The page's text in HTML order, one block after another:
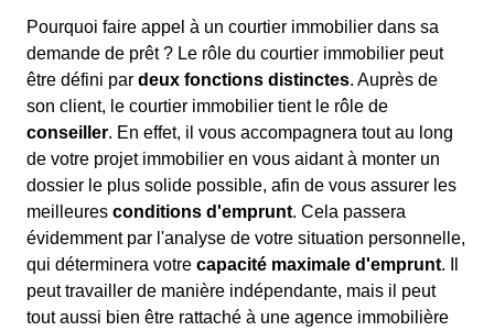
Pourquoi faire appel à un courtier immobilier dans sa
demande de prêt ? Le rôle du courtier immobilier peut
être défini par deux fonctions distinctes. Auprès de
son client, le courtier immobilier tient le rôle de
conseiller. En effet, il vous accompagnera tout au long
de votre projet immobilier en vous aidant à monter un
dossier le plus solide possible, afin de vous assurer les
meilleures conditions d'emprunt. Cela passera
évidemment par l'analyse de votre situation personnelle,
qui déterminera votre capacité maximale d'emprunt. Il
peut travailler de manière indépendante, mais il peut
tout aussi bien être rattaché à une agence immobilière